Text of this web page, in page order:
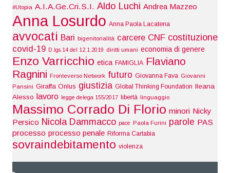
#Utopia A.I.A.Ge.Cri.S.I. Aldo Luchi Andrea Mazzeo
Anna Losurdo Anna Paola Lacatena
avvocati Bari bigenitorialità carcere CNF costituzione
covid-19 D.lgs.14 del 12.1.2019 diritti umani economia di genere
Enzo Varricchio etica FAMIGLIA Flaviano
Ragnini Fronteverso Network futuro Giovanna Fava Giovanni
Pansini Giraffa Onlus giustizia Global Thinking Foundation Ileana
Alesso lavoro legge delega 155/2017 libertà linguaggio
Massimo Corrado Di Florio minori Nicky
Persico Nicola Dammacco pace Paola Furini parole PAS
processo processo penale Riforma Cartabia
sovraindebitamento violenza